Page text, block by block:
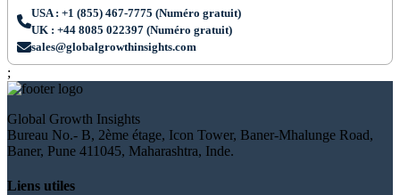
USA : +1 (855) 467-7775 (Numéro gratuit)
UK : +44 8085 022397 (Numéro gratuit)
sales@globalgrowthinsights.com
;
Global Growth Insights
Bureau No.- B, 2ème étage, Icon Tower, Baner-Mhalunge Road,
Baner, Pune 411045, Maharashtra, Inde.
Liens utiles